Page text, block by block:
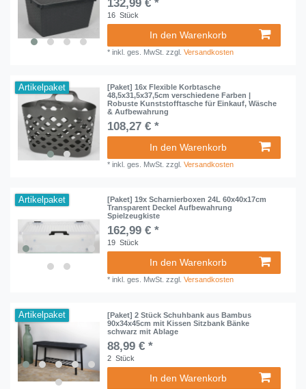
132,99 € *
16 Stück
In den Warenkorb
*inkl. ges. MwSt. zzgl.Versandkosten
Artikelpaket
[Paket] 16x Flexible Korbtasche
48,5x31,5x37,5cm verschiedene Farben |
Robuste Kunststofftasche für Einkauf, Wäsche
& Aufbewahrung
108,27 € *
In den Warenkorb
*inkl. ges. MwSt. zzgl.Versandkosten
Artikelpaket
[Paket] 19x Scharnierboxen 24L 60x40x17cm
Transparent Deckel Aufbewahrung
Spielzeugkiste
162,99 € *
19 Stück
In den Warenkorb
*inkl. ges. MwSt. zzgl.Versandkosten
Artikelpaket
[Paket] 2 Stück Schuhbank aus Bambus
90x34x45cm mit Kissen Sitzbank Bänke
schwarz mit Ablage
88,99 € *
2 Stück
In den Warenkorb